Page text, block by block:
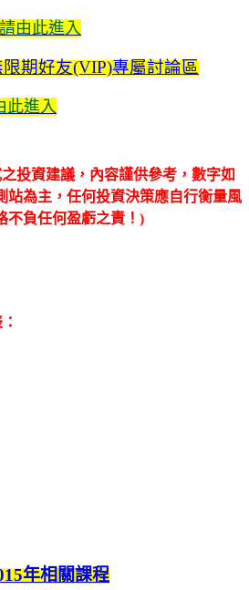
由此進入
期好友(VIP)專屬討論區
此進入
投資建議，內容謹供參考，數字如
站為主，任何投資決策應自行衡量風
不負任何盈虧之責！)
年相關課程